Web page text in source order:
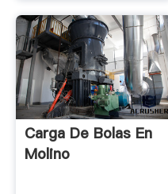
Carga De Bolas En
Molino